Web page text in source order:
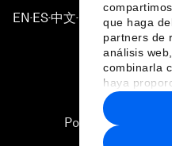
que haga
partners de
análisis
combinarla
haya
recopilado
hecho de
EN ▪ES▪中文▪ 日本語
Política de